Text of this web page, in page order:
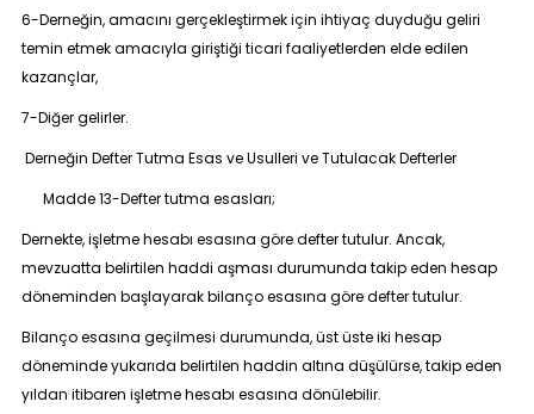
6-Derneğin, amacını gerçekleştirmek için ihtiyaç duyduğu geliri
temin etmek amacıyla giriştiği ticari faaliyetlerden elde edilen
kazançlar,
7-Diğer gelirler.
Derneğin Defter Tutma Esas ve Usulleri ve Tutulacak Defterler
Madde 13-Defter tutma esasları;
Dernekte, işletme hesabı esasına göre defter tutulur. Ancak,
mevzuatta belirtilen haddi aşması durumunda takip eden hesap
döneminden başlayarak bilanço esasına göre defter tutulur.
Bilanço esasına geçilmesi durumunda, üst üste iki hesap
döneminde yukarıda belirtilen haddin altına düşülürse, takip eden
yıldan itibaren işletme hesabı esasına dönülebilir.